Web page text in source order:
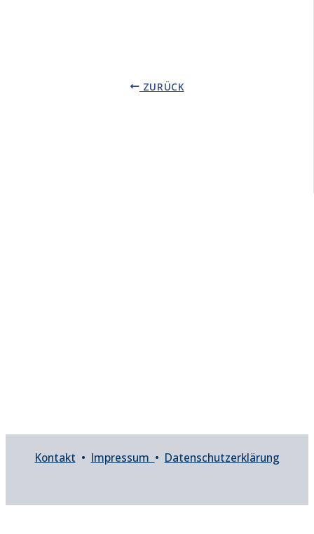
ZURÜCK
Kontakt • Impressum • Datenschutzerklärung